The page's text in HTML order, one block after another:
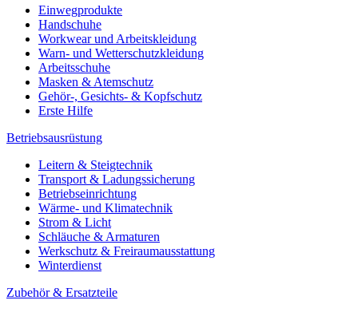
Einwegprodukte
Handschuhe
Workwear und Arbeitskleidung
Warn- und Wetterschutzkleidung
Arbeitsschuhe
Masken & Atemschutz
Gehör-, Gesichts- & Kopfschutz
Erste Hilfe
Betriebsausrüstung
Leitern & Steigtechnik
Transport & Ladungssicherung
Betriebseinrichtung
Wärme- und Klimatechnik
Strom & Licht
Schläuche & Armaturen
Werkschutz & Freiraumausstattung
Winterdienst
Zubehör & Ersatzteile